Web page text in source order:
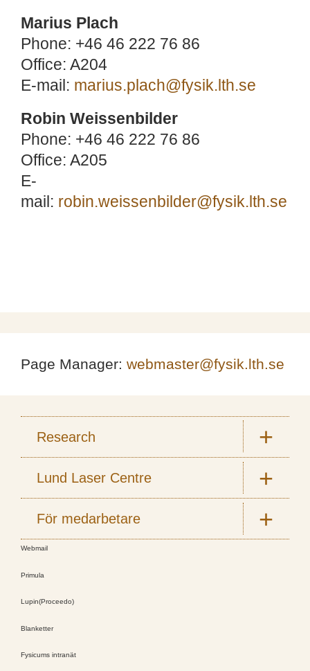
Marius Plach
Phone: +46 46 222 76 86
Office: A204
E-mail: marius.plach@fysik.lth.se
Robin Weissenbilder
Phone: +46 46 222 76 86
Office: A205
E-
mail: robin.weissenbilder@fysik.lth.se
Page Manager: webmaster@fysik.lth.se
Research
Lund Laser Centre
För medarbetare
Webmail
Primula
Lupin(Proceedo)
Blanketter
Fysicums intranät